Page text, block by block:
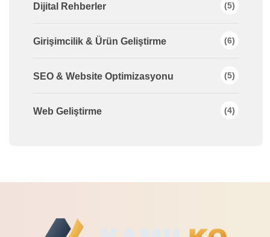
Dijital Rehberler (5)
Girişimcilik & Ürün Geliştirme (6)
SEO & Website Optimizasyonu (5)
Web Geliştirme (4)